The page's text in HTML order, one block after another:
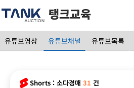
탱크교육
유튜브영상 유튜브채널 유튜브목록
Shorts :소다경매 31 건